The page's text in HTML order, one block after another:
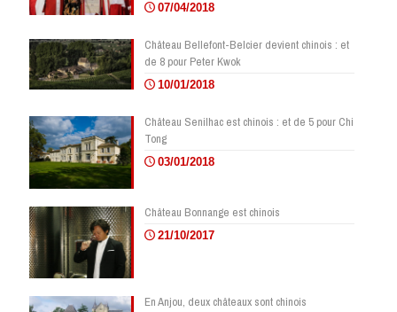
07/04/2018
Château Bellefont-Belcier devient chinois : et
de 8 pour Peter Kwok
10/01/2018
Château Senilhac est chinois : et de 5 pour Chi
Tong
03/01/2018
Château Bonnange est chinois
21/10/2017
En Anjou, deux châteaux sont chinois